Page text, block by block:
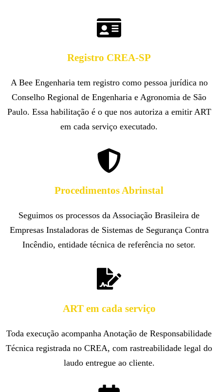
Registro CREA-SP
A Bee Engenharia tem registro como pessoa jurídica no
Conselho Regional de Engenharia e Agronomia de São
Paulo. Essa habilitação é o que nos autoriza a emitir ART
em cada serviço executado.
Procedimentos Abrinstal
Seguimos os processos da Associação Brasileira de
Empresas Instaladoras de Sistemas de Segurança Contra
Incêndio, entidade técnica de referência no setor.
ART em cada serviço
Toda execução acompanha Anotação de Responsabilidade
Técnica registrada no CREA, com rastreabilidade legal do
laudo entregue ao cliente.